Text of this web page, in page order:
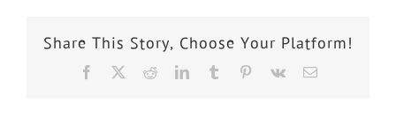
Share This Story, Choose Your Platform!